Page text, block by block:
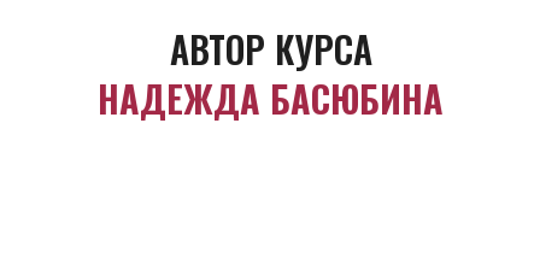
АВТОР КУРСА
НАДЕЖДА БАСЮБИНА